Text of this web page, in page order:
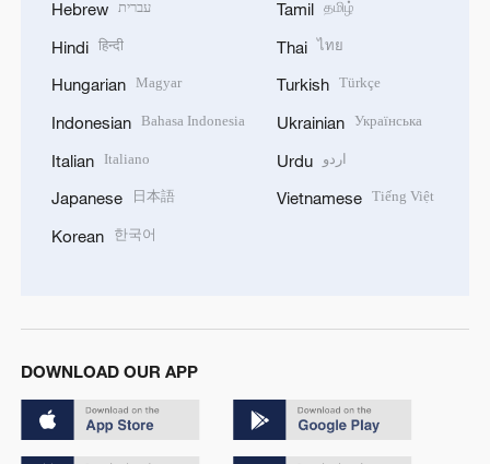
Hebrew עברית
Hindi हिन्दी
Hungarian Magyar
Indonesian Bahasa Indonesia
Italian Italiano
Japanese 日本語
Korean 한국어
Tamil தமிழ்
Thai ไทย
Turkish Türkçe
Ukrainian Українська
Urdu اردو
Vietnamese Tiếng Việt
DOWNLOAD OUR APP